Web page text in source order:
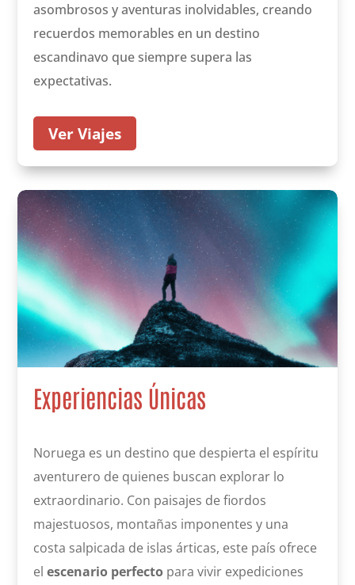
asombrosos y aventuras inolvidables, creando
recuerdos memorables en un destino
escandinavo que siempre supera las
expectativas.
Ver Viajes
Experiencias Únicas
Noruega es un destino que despierta el espíritu
aventurero de quienes buscan explorar lo
extraordinario. Con paisajes de fiordos
majestuosos, montañas imponentes y una
costa salpicada de islas árticas, este país ofrece
elescenario perfecto para vivir expediciones